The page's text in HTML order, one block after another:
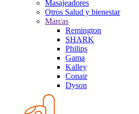
Masajeadores
Otros Salud y bienestar
Marcas
Remington
SHARK
Philips
Gama
Kalley
Conair
Dyson